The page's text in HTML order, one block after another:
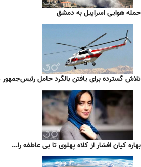
حمله هوایی اسراییل به دمشق
تلاش گسترده برای یافتن بالگرد حامل رئیس‌جمهور
بهاره کیان افشار از کلاه پهلوی تا بی عاطفه را...